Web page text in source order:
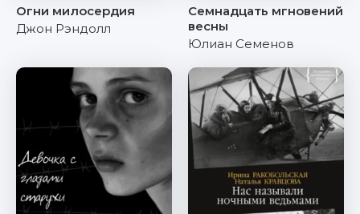
Огни милосердия
Джон Рэндолл
Семнадцать мгновений
весны
Юлиан Семенов